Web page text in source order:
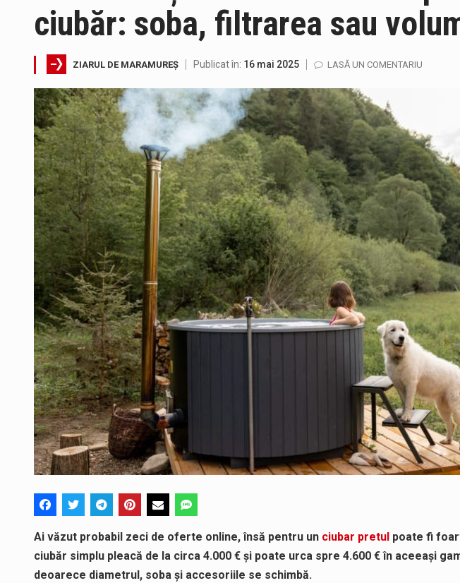
Pe scurt. Statuia lui PINTEA VITEAZU din fața
Fostul deputat si primar Cătălin Cherecheș a fost invitat la
Pompierii militari si un echipaj SMURD au intervenit in
ciubăr: soba, filtrarea sau
ZIARUL DE MARAMUREȘ Publicat în: 16 mai 2025 LASĂ UN COMENTARIU
Ai văzut probabil zeci de oferte online, însă pentru un ciubar pretul poate fi
ciubăr simplu pleacă de la circa 4.000 € și poate urca spre 4.600 € în aceeași
deoarece diametrul, soba și accesoriile se schimbă.